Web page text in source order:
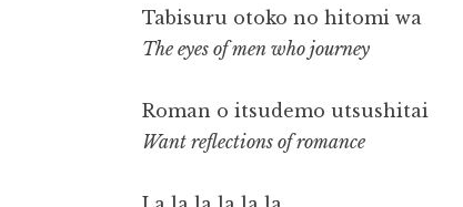
Tabisuru otoko no hitomi wa
The eyes of men who journey
Roman o itsudemo utsushitai
Want reflections of romance